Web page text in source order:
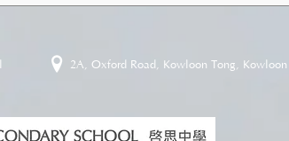
2A, Oxford Road, Kowloon Tong, Kowloon